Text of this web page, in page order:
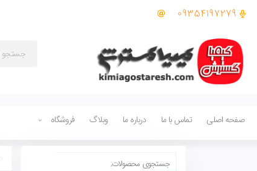
09354197279
صفحه اصلی تماس با ما درباره ما وبلاگ فروشگاه